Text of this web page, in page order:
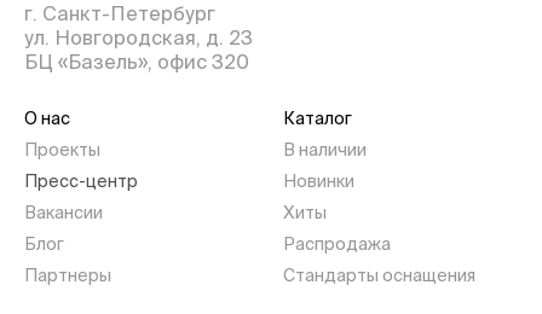
г. Санкт-Петербург
ул. Новгородская, д. 23
БЦ «Базель», офис 320
О нас
Проекты
Пресс-центр
Вакансии
Блог
Партнеры
Каталог
В наличии
Новинки
Хиты
Распродажа
Стандарты оснащения